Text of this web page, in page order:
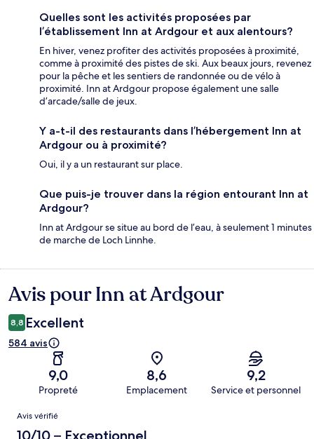
Quelles sont les activités proposées par
l’établissement Inn at Ardgour et aux alentours?
En hiver, venez profiter des activités proposées à proximité,
comme à proximité des pistes de ski. Aux beaux jours, revenez
pour la pêche et les sentiers de randonnée ou de vélo à
proximité. Inn at Ardgour propose également une salle
d’arcade/salle de jeux.
Y a-t-il des restaurants dans l’hébergement Inn at
Ardgour ou à proximité?
Oui, il y a un restaurant sur place.
Que puis-je trouver dans la région entourant Inn at
Ardgour?
Inn at Ardgour se situe au bord de l’eau, à seulement 1 minutes
de marche de Loch Linnhe.
Avis
Avis pour Inn at Ardgour
8,8 Excellent
584 avis
9,0
Propreté
8,6
Emplacement
9,2
Service et personnel
Avis
Avis vérifié